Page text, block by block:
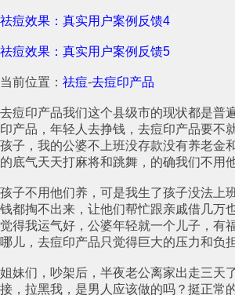
祛痘效果：真实用户案例反馈4
祛痘效果：真实用户案例反馈5
当前位置： 祛痘-去痘印产品
去痘印产品我们这个县级市的现状都是普
印产品，年轻人去挣钱，去痘印产品要不
孩子，我的公婆不上班没存款没有养老金
的底气天天打麻将和跳舞，的确我们不用
孩子不用他们养，可是我生了孩子没法上
钱都掏不出来，让他们帮忙跟亲戚借几万
觉得我运气好，公婆年轻就一个儿子，有
哪儿，去痘印产品只觉得巨大的压力和负担
姐妹们，吵架后，半夜老公离家出走三天
接，拉黑我，是男人应该做的吗？挺正常